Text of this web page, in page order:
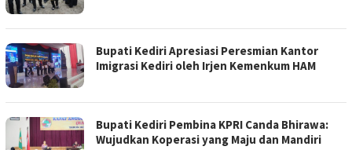
Bupati Kediri Apresiasi Peresmian Kantor
Imigrasi Kediri oleh Irjen Kemenkum HAM
Bupati Kediri Pembina KPRI Canda Bhirawa:
Wujudkan Koperasi yang Maju dan Mandiri